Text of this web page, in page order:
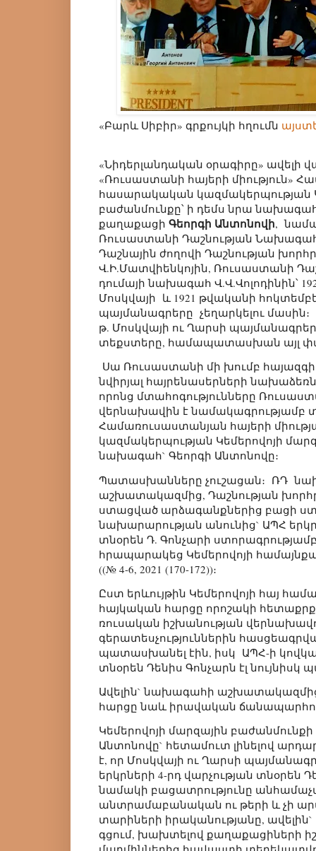
«Բարև Սիբիր» գրքույկի հղումն
«Նիդերլանդական օրագիրը» ավելի
«Ռուսաստանի հայերի միություն»
հասարակական կազմակերպության
բաժանմունքը՝ ի դեմս նրա
քաղաքացի Գեորգի Անտոնովի,
Ռուսաստանի Դաշնության
Դաշնային ժողովի Դաշնության
Վ.Ի.Մատվիենկոյին, Ռուսաստանի
դումայի նախագահ Վ.Վ.Վոլոդինին՝
Մոսկվայի և 1921 թվականի
պայմանագրերը չեղարկելու մասին։
թ. Մոսկվայի ու Ղարսի
տեքստերը, համապատասխան այլ
Սա Ռուսաստանի մի խումբ
նվիրյալ հայրենասերների
որոնց մտահոգությունները
վերնախավին է նամակագրությամբ
Համառուսաստանյան հայերի
կազմակերպության Կեմերովոյի
նախագահ` Գեորգի Անտոնովը։
Պատասխանները չուշացան։ ՌԴ
աշխատակազմից, Դաշնության
ստացված արձագանքներից բացի
նախարարության անունից` ԱՊՀ
տնօրեն Դ. Գոնչարի
հրապարակեց Կեմերովոյի
((№ 4-6, 2021 (170-172))։
Ըստ երևույթին Կեմերովոյի հայ
հայկական հարցը որոշակի
ռուսական իշխանության
գերատեսչություններին
պատասխանել էին, իսկ ԱՊՀ-ի
տնօրեն Դենիս Գոնչարն էլ
Ավելին` նախագահի աշխատակազմից
հարցը նաև իրավական ճանապարհով
Կեմերովոյի մարզային
Անտոնովը` հետամուտ լինելով
է, որ Մոսկվայի ու Ղարսի
երկրների 4-րդ վարչության տնօրեն
նամակի բացատրությունը
անտրամաբանական ու թերի և չի
տարիների իրականությանը, ավելին`
գցում, խախտելով քաղաքացիների